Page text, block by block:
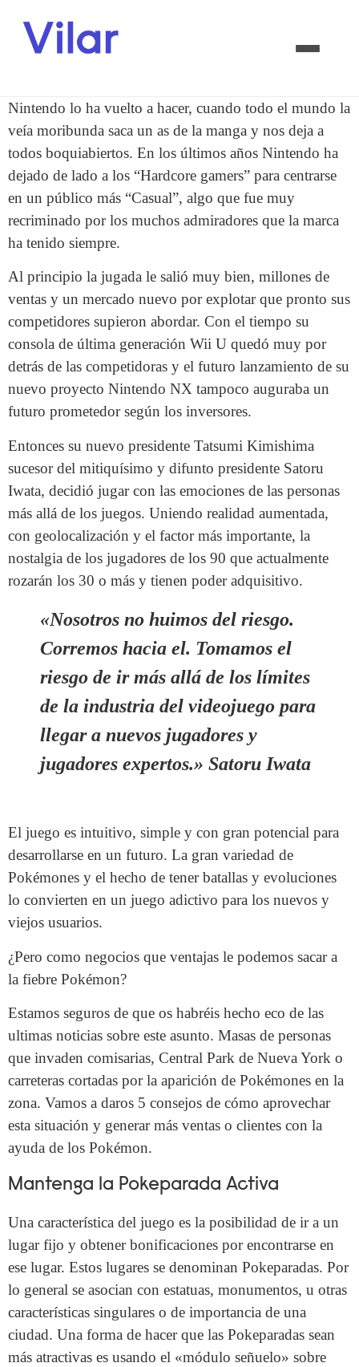
Nintendo lo ha vuelto a hacer, cuando todo el mundo la
veía moribunda saca un as de la manga y nos deja a
todos boquiabiertos. En los últimos años Nintendo ha
dejado de lado a los “Hardcore gamers” para centrarse
en un público más “Casual”, algo que fue muy
recriminado por los muchos admiradores que la marca
ha tenido siempre.
Al principio la jugada le salió muy bien, millones de
ventas y un mercado nuevo por explotar que pronto sus
competidores supieron abordar. Con el tiempo su
consola de última generación Wii U quedó muy por
detrás de las competidoras y el futuro lanzamiento de su
nuevo proyecto Nintendo NX tampoco auguraba un
futuro prometedor según los inversores.
Entonces su nuevo presidente Tatsumi Kimishima
sucesor del mitiquísimo y difunto presidente Satoru
Iwata, decidió jugar con las emociones de las personas
más allá de los juegos. Uniendo realidad aumentada,
con geolocalización y el factor más importante, la
nostalgia de los jugadores de los 90 que actualmente
rozarán los 30 o más y tienen poder adquisitivo.
«Nosotros no huimos del riesgo.
Corremos hacia el. Tomamos el
riesgo de ir más allá de los límites
de la industria del videojuego para
llegar a nuevos jugadores y
jugadores expertos.» Satoru Iwata
El juego es intuitivo, simple y con gran potencial para
desarrollarse en un futuro. La gran variedad de
Pokémones y el hecho de tener batallas y evoluciones
lo convierten en un juego adictivo para los nuevos y
viejos usuarios.
¿Pero como negocios que ventajas le podemos sacar a
la fiebre Pokémon?
Estamos seguros de que os habréis hecho eco de las
ultimas noticias sobre este asunto. Masas de personas
que invaden comisarias, Central Park de Nueva York o
carreteras cortadas por la aparición de Pokémones en la
zona. Vamos a daros 5 consejos de cómo aprovechar
esta situación y generar más ventas o clientes con la
ayuda de los Pokémon.
Mantenga la Pokeparada Activa
Una característica del juego es la posibilidad de ir a un
lugar fijo y obtener bonificaciones por encontrarse en
ese lugar. Estos lugares se denominan Pokeparadas. Por
lo general se asocian con estatuas, monumentos, u otras
características singulares o de importancia de una
ciudad. Una forma de hacer que las Pokeparadas sean
más atractivas es usando el «módulo señuelo» sobre